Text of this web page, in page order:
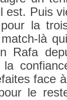
est. Puis
pour la
là
Rafa
face
le